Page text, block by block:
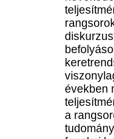
években
a